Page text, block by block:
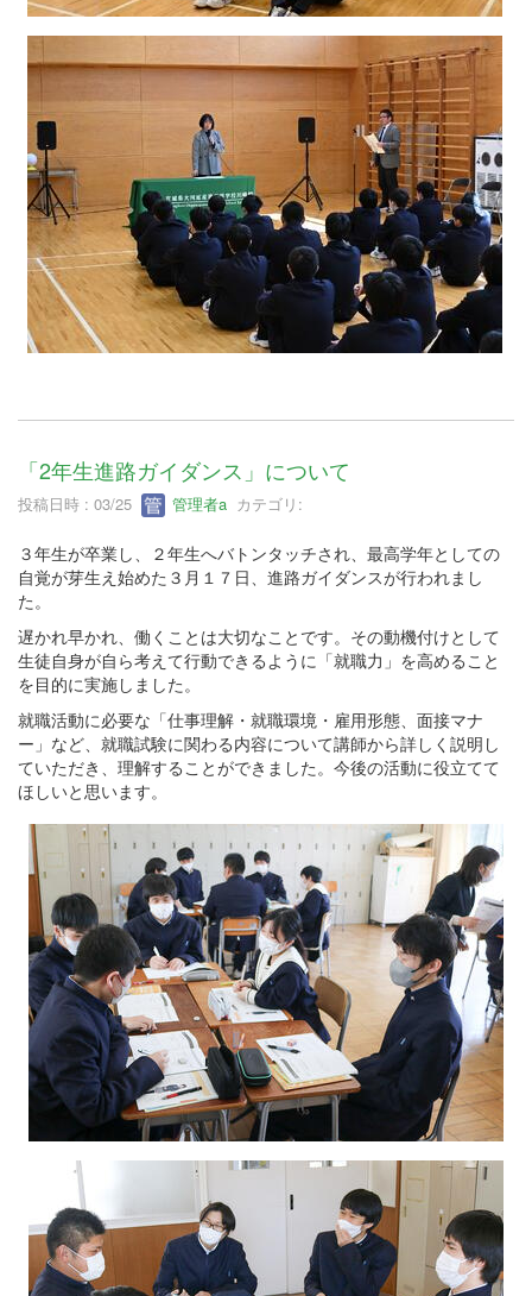
「2年生進路ガイダンス」について
投稿日時 : 03/25 管理者a カテゴリ:
３年生が卒業し、２年生へバトンタッチされ、最高学年としての
自覚が芽生え始めた３月１７日、進路ガイダンスが行われまし
た。
遅かれ早かれ、働くことは大切なことです。その動機付けとして
生徒自身が自ら考えて行動できるように「就職力」を高めること
を目的に実施しました。
就職活動に必要な「仕事理解・就職環境・雇用形態、面接マナ
ー」など、就職試験に関わる内容について講師から詳しく説明し
ていただき、理解することができました。今後の活動に役立てて
ほしいと思います。